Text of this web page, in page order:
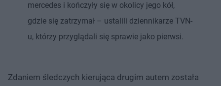
mercedes i kończyły się w okolicy jego kół,
gdzie się zatrzymał – ustalili dziennikarze TVN-
u, którzy przyglądali się sprawie jako pierwsi.
Zdaniem śledczych kierująca drugim autem została